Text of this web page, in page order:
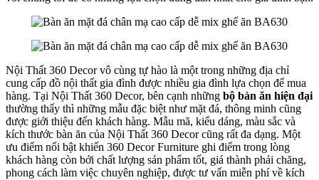
Nội Thất 360 Decor vô cùng tự hào là một trong những địa chỉ
cung cấp đồ nội thất gia đình được nhiều gia đình lựa chọn để mua
hàng. Tại Nội Thất 360 Decor, bên cạnh những bộ bàn ăn hiện đại
thường thấy thì những mẫu đặc biệt như mặt đá, thông minh cũng
được giới thiệu đến khách hàng. Mẫu mã, kiểu dáng, màu sắc và
kích thước bàn ăn của Nội Thất 360 Decor cũng rất đa dạng. Một
ưu điểm nổi bật khiến 360 Decor Furniture ghi điểm trong lòng
khách hàng còn bởi chất lượng sản phẩm tốt, giá thành phải chăng,
phong cách làm việc chuyên nghiệp, được tư vấn miễn phí về kích